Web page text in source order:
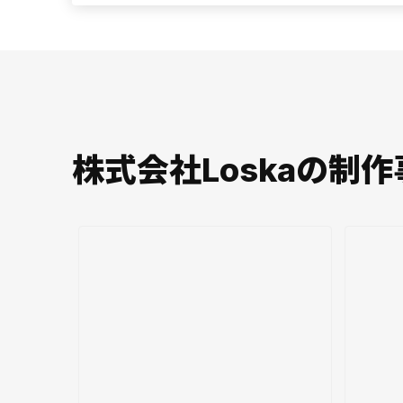
株式会社Loskaの制作